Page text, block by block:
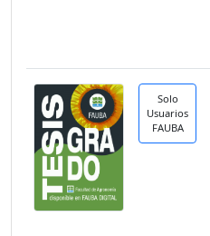
Solo
Usuarios
FAUBA